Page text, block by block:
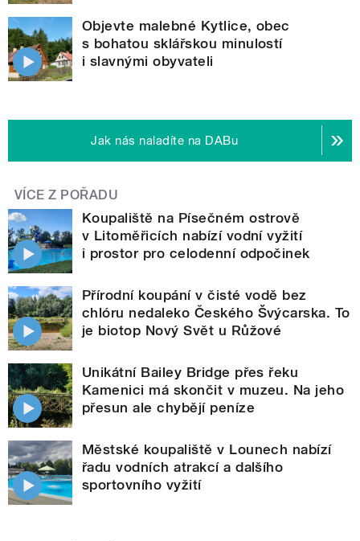
Objevte malebné Kytlice, obec
s bohatou sklářskou minulostí
i slavnými obyvateli
Jak nás naladíte na DABu
VÍCE Z POŘADU
Koupaliště na Písečném ostrově
v Litoměřicích nabízí vodní vyžití
i prostor pro celodenní odpočinek
Přírodní koupání v čisté vodě bez
chlóru nedaleko Českého Švýcarska. To
je biotop Nový Svět u Růžové
Unikátní Bailey Bridge přes řeku
Kamenici má skončit v muzeu. Na jeho
přesun ale chybějí peníze
Městské koupaliště v Lounech nabízí
řadu vodních atrakcí a dalšího
sportovního vyžití